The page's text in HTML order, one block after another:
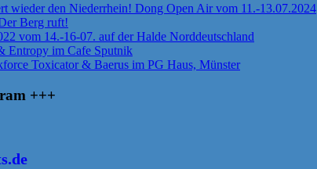
wieder den Niederrhein! Dong Open Air vom 11.-13.07.2024
Berg ruft!
vom 14.-16-07. auf der Halde Norddeutschland
im Cafe Sputnik
Toxicator & Baerus im PG Haus, Münster
+++